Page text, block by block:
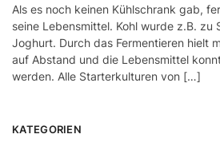
Als es noch keinen Kühlschrank gab,
seine Lebensmittel. Kohl wurde z.B. zu
Joghurt. Durch das Fermentieren hielt
auf Abstand und die Lebensmittel
werden. Alle Starterkulturen von […]
KATEGORIEN